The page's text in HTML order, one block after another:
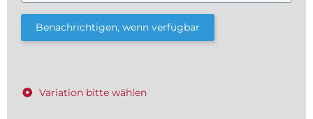
Benachrichtigen, wenn verfügbar
Variation bitte wählen